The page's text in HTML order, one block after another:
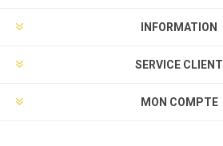
INFORMATION
SERVICE CLIENT
MON COMPTE